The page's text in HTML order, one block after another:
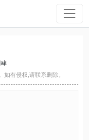
有侵权,请联系删除。